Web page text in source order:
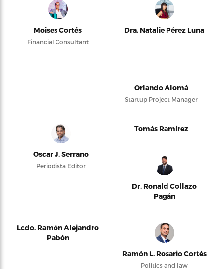
Moises Cortés
Financial Consultant
Dra. Natalie Pérez Luna
Orlando Alomá
Startup Project Manager
Oscar J. Serrano
Periodista Editor
Tomás Ramírez
Dr. Ronald Collazo
Pagán
Lcdo. Ramón Alejandro
Pabón
Ramón L. Rosario Cortés
Politics and law